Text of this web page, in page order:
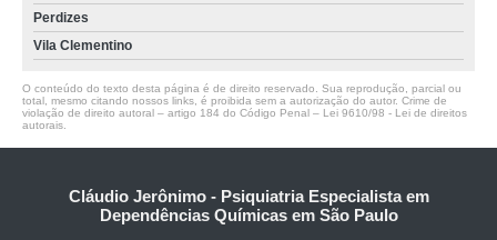
Perdizes
Vila Clementino
O conteúdo do texto desta página é de direito reservado. Sua reprodução, parcial ou
total, mesmo citando nossos links, é proibida sem a autorização do autor. Crime de
violação de direito autoral – artigo 184 do Código Penal – Lei 9610/98 - Lei de direitos
autorais
Cláudio Jerônimo - Psiquiatria Especialista em
Dependências Químicas em São Paulo